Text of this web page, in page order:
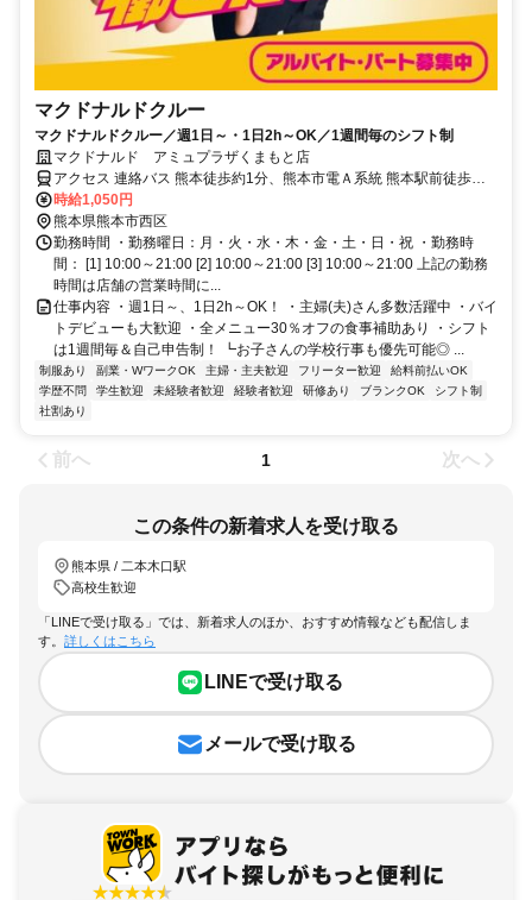
マクドナルドクルー
マクドナルドクルー／週1日～・1日2h～OK／1週間毎のシフト制
マクドナルド アミュプラザくまもと店
アクセス 連絡バス 熊本徒歩約1分、熊本市電Ａ系統 熊本駅前徒歩約1
分、ＪＲ鹿児島本線 熊本白川口徒歩約2分 熊本 [JR鹿児島本線(博多～
八代)] 熊本 [JR豊肥本線] 熊本 [JR三角線] 熊本駅前 [熊本市電Ａ系統]
二本木口 [熊本市電Ａ系統]
時給1,050円
熊本県熊本市西区
勤務時間 ・勤務曜日：月・火・水・木・金・土・日・祝 ・勤務時
間： [1] 10:00～21:00 [2] 10:00～21:00 [3] 10:00～21:00 上記の勤務
時間は店舗の営業時間に...
仕事内容 ・週1日～、1日2h～OK！ ・主婦(夫)さん多数活躍中 ・バイ
トデビューも大歓迎 ・全メニュー30％オフの食事補助あり ・シフト
は1週間毎＆自己申告制！ ┗お子さんの学校行事も優先可能◎ ...
制服あり 副業・WワークOK 主婦・主夫歓迎 フリーター歓迎
給料前払いOK
学歴不問
学生歓迎 未経験者歓迎 経験者歓迎 研修あり ブランクOK
シフト制
社割あり
前へ 1 次へ
この条件の新着求人を受け取る
熊本県 / 二本木口駅
高校生歓迎
「LINEで受け取る」では、新着求人のほか、おすすめ情報なども配信しま
す。 詳しくはこちら
LINEで受け取る
メールで受け取る